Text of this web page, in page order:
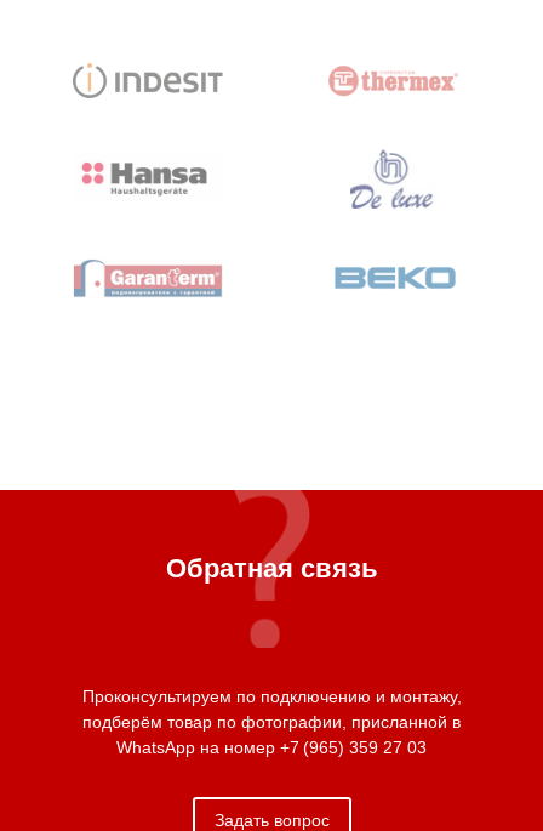
Обратная связь
Проконсультируем по подключению и монтажу,
подберём товар по фотографии, присланной в
WhatsApp на номер +7 (965) 359 27 03
Задать вопрос